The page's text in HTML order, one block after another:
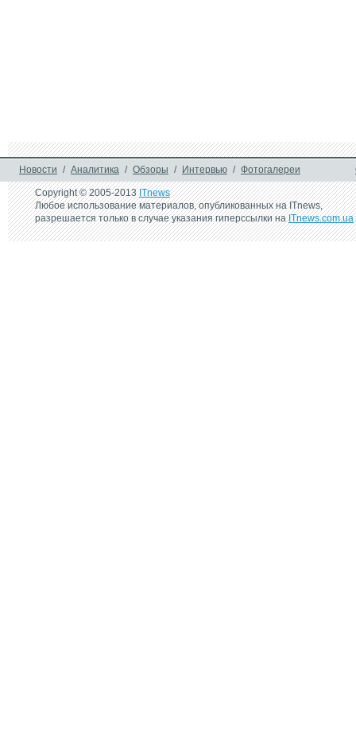
Новости / Аналитика / Обзоры / Интервью / Фотогалереи
Copyright © 2005-2013ITnews
Любое использование материалов, опубликованных на ITnews,
разрешается только в случае указания гиперссылки наITnews.com.ua